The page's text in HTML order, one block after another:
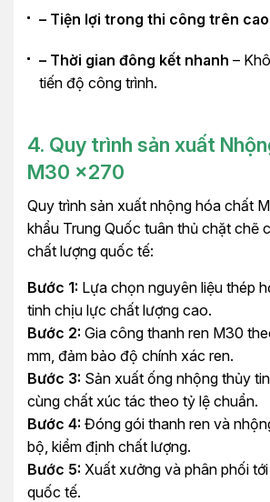
– Tiện lợi trong thi công trên
– Thời gian đông kết nhanh –
tiến độ công trình.
4. Quy trình sản xuất
M30 x270
Quy trình sản xuất nhộng hóa chất
khẩu Trung Quốc tuân thủ chặt chẽ
chất lượng quốc tế:
Bước 1: Lựa chọn nguyên liệu thép
tinh chịu lực chất lượng cao.
Bước 2: Gia công thanh ren M30
mm, đảm bảo độ chính xác ren.
Bước 3: Sản xuất ống nhộng thủy
cùng chất xúc tác theo tỷ lệ chuẩn.
Bước 4: Đóng gói thanh ren và
bộ, kiểm định chất lượng.
Bước 5: Xuất xưởng và phân phối
quốc tế.